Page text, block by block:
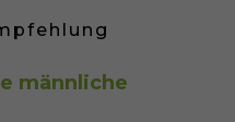
männliche